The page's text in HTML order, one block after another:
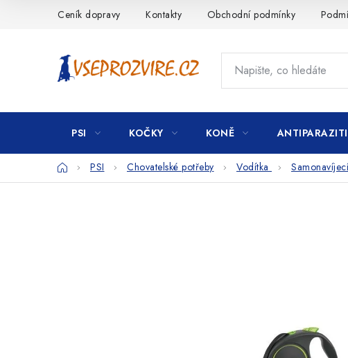
Ceník dopravy Kontakty Obchodní podmínky
PSI KOČKY KONĚ
DomůPSI Chovatelské potřeby Vodítka Samonavíjecí